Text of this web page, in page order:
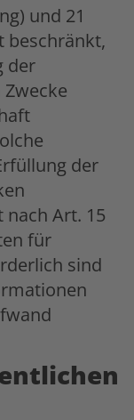
und 21
beschränkt,
der
der
Art. 15
für
sind